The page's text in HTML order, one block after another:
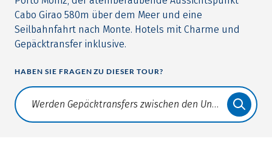
Cabo Girao 580m über dem Meer und eine
Seilbahnfahrt nach Monte. Hotels mit Charme und
Gepäcktransfer inklusive.
HABEN SIE FRAGEN ZU DIESER TOUR?
Translate: a11y.faq.search